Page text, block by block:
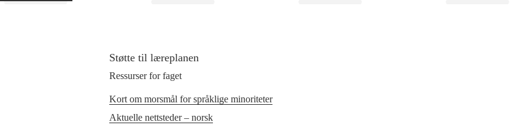
Støtte til læreplanen
Ressurser for faget
Kort om morsmål for språklige minoriteter
Aktuelle nettsteder – norsk